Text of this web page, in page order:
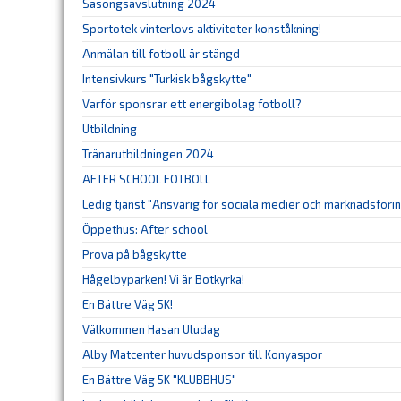
Säsongsavslutning 2024
Sportotek vinterlovs aktiviteter konståkning!
Anmälan till fotboll är stängd
Intensivkurs "Turkisk bågskytte"
Varför sponsrar ett energibolag fotboll?
Utbildning
Tränarutbildningen 2024
AFTER SCHOOL FOTBOLL
Ledig tjänst "Ansvarig för sociala medier och
Öppethus: After school
Prova på bågskytte
Hågelbyparken! Vi är Botkyrka!
En Bättre Väg 5K!
Välkommen Hasan Uludag
Alby Matcenter huvudsponsor till Konyaspor
En Bättre Väg 5K "KLUBBHUS"